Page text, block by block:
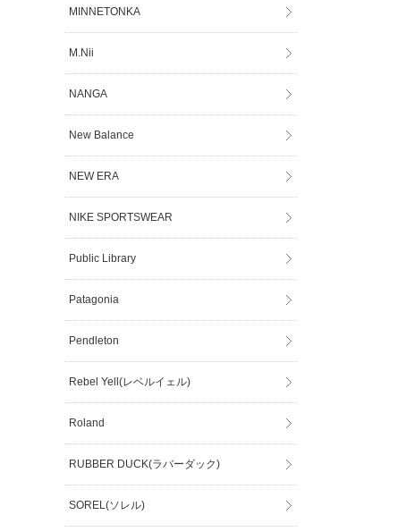
MINNETONKA
M.Nii
NANGA
New Balance
NEW ERA
NIKE SPORTSWEAR
Public Library
Patagonia
Pendleton
Rebel Yell(レベルイェル)
Roland
RUBBER DUCK(ラバーダック)
SOREL(ソレル)